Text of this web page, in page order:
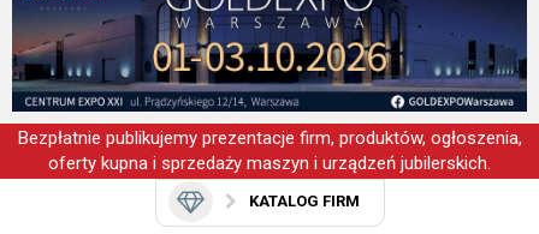
Bezpłatnie publikujemy prezentacje firm, produktów, ogłoszenia,
oferty kupna i sprzedaży maszyn i urządzeń jubilerskich.
KATALOG FIRM